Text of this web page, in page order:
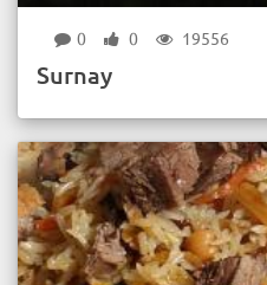
0 0 19556
Surnay